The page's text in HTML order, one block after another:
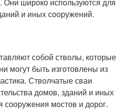
и иных сооружений.
собой стволы, которые
могут быть изготовлены из
Стволчатые сваи
домов, зданий и иных
сооружения мостов и дорог.